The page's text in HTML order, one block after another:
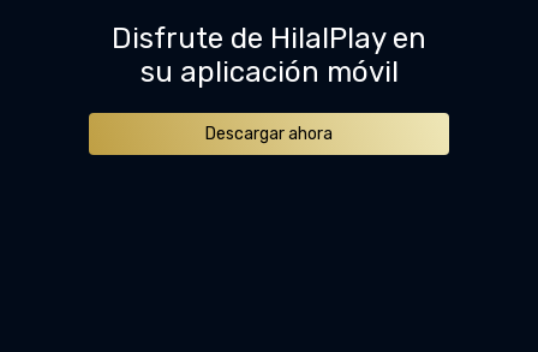
Disfrute de HilalPlay en
su aplicación móvil
Descargar ahora